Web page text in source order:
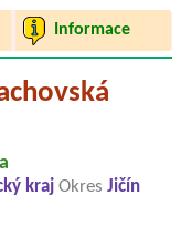
Informace
kraj Okres Jičín